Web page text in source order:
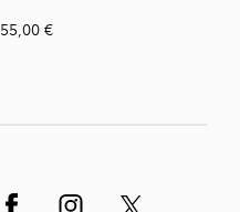
55,00 €